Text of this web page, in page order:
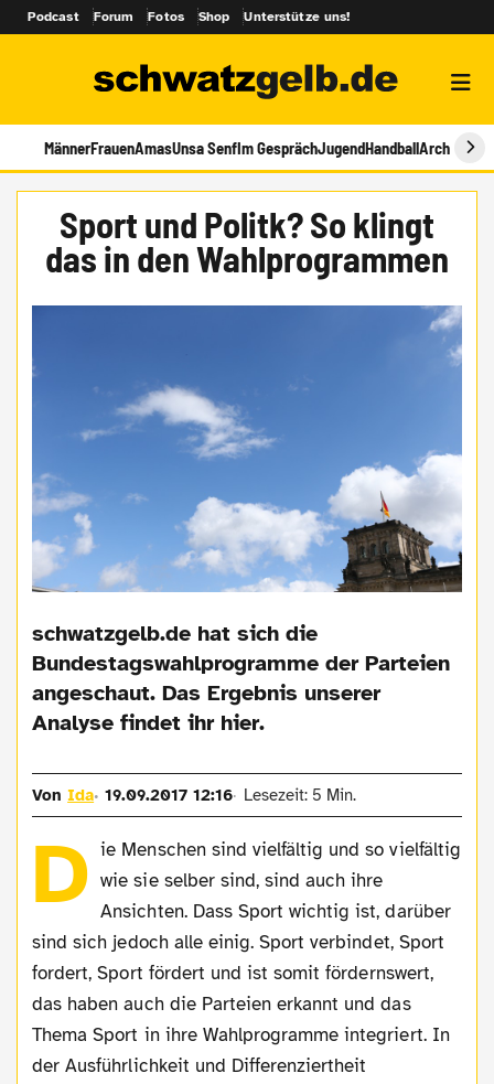
Podcast Forum Fotos Shop Unterstütze uns!
MännerFrauenAmasUnsa SenfIm GesprächJugendHandballArchiv
​Sport und Politk? So klingt
das in den Wahlprogrammen
schwatzgelb.de hat sich die
Bundestagswahlprogramme der Parteien
angeschaut. Das Ergebnis unserer
Analyse findet ihr hier.
VonIda 19.09.2017 12:16 Lesezeit: 5 Min.
D ie Menschen sind vielfältig und so vielfältig
wie sie selber sind, sind auch ihre
Ansichten. Dass Sport wichtig ist, darüber
sind sich jedoch alle einig. Sport verbindet, Sport
fordert, Sport fördert und ist somit fördernswert,
das haben auch die Parteien erkannt und das
Thema Sport in ihre Wahlprogramme integriert. In
der Ausführlichkeit und Differenziertheit